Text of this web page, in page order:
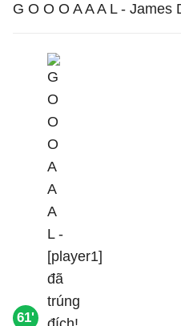
G O O O A A A L - James
61'